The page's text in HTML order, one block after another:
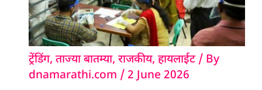
ट्रेंडिंग,ताज्या बातम्या,राजकीय,हायलाईट/ By
dnamarathi.com /2 June 2026